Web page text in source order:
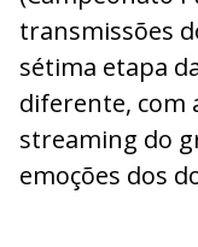
transmissões
sétima etapa
diferente, com
streaming do
emoções dos